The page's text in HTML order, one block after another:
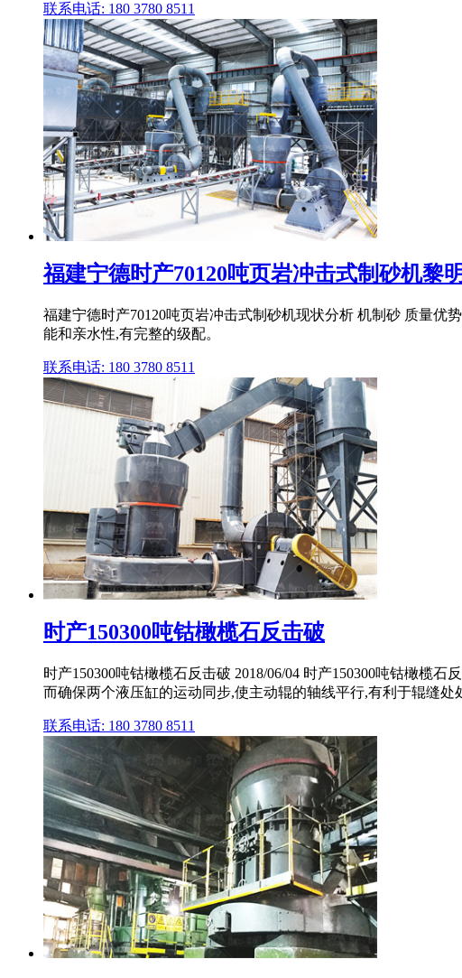
联系电话: 180 3780 8511
福建宁德时产70120吨页岩冲击式制砂机黎
福建宁德时产70120吨页岩冲击式制砂机现状分析 机制砂 质量
能和亲水性,有完整的级配。
联系电话: 180 3780 8511
时产150300吨钴橄榄石反击破
时产150300吨钴橄榄石反击破 2018/06/04 时产150300吨钴橄榄
而确保两个液压缸的运动同步,使主动辊的轴线平行,有利于辊缝处
联系电话: 180 3780 8511